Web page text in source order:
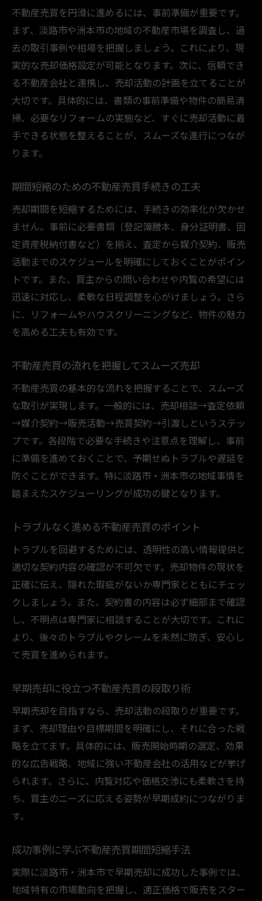
不動産売買を円滑に進めるには、事前準備が重要です。
まず、淡路市や洲本市の地域の不動産市場を調査し、過
去の取引事例や相場を把握しましょう。これにより、現
実的な売却価格設定が可能となります。次に、信頼でき
る不動産会社と連携し、売却活動の計画を立てることが
大切です。具体的には、書類の事前準備や物件の簡易清
掃、必要なリフォームの実施など、すぐに売却活動に着
手できる状態を整えることが、スムーズな進行につなが
ります。
期間短縮のための不動産売買手続きの工夫
売却期間を短縮するためには、手続きの効率化が欠かせ
ません。事前に必要書類（登記簿謄本、身分証明書、固
定資産税納付書など）を揃え、査定から媒介契約、販売
活動までのスケジュールを明確にしておくことがポイン
トです。また、買主からの問い合わせや内覧の希望には
迅速に対応し、柔軟な日程調整を心がけましょう。さら
に、リフォームやハウスクリーニングなど、物件の魅力
を高める工夫も有効です。
不動産売買の流れを把握してスムーズ売却
不動産売買の基本的な流れを把握することで、スムーズ
な取引が実現します。一般的には、売却相談→査定依頼
→媒介契約→販売活動→売買契約→引渡しというステッ
プです。各段階で必要な手続きや注意点を理解し、事前
に準備を進めておくことで、予期せぬトラブルや遅延を
防ぐことができます。特に淡路市・洲本市の地域事情を
踏まえたスケジューリングが成功の鍵となります。
トラブルなく進める不動産売買のポイント
トラブルを回避するためには、透明性の高い情報提供と
適切な契約内容の確認が不可欠です。売却物件の現状を
正確に伝え、隠れた瑕疵がないか専門家とともにチェッ
クしましょう。また、契約書の内容は必ず細部まで確認
し、不明点は専門家に相談することが大切です。これに
より、後々のトラブルやクレームを未然に防ぎ、安心し
て売買を進められます。
早期売却に役立つ不動産売買の段取り術
早期売却を目指すなら、売却活動の段取りが重要です。
まず、売却理由や目標期間を明確にし、それに合った戦
略を立てます。具体的には、販売開始時期の選定、効果
的な広告戦略、地域に強い不動産会社の活用などが挙げ
られます。さらに、内覧対応や価格交渉にも柔軟さを持
ち、買主のニーズに応える姿勢が早期成約につながりま
す。
成功事例に学ぶ不動産売買期間短縮手法
実際に淡路市・洲本市で早期売却に成功した事例では、
地域特有の市場動向を把握し、適正価格で販売をスター